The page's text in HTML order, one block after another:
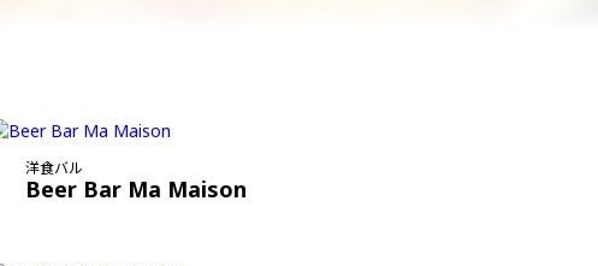
洋食バル
Beer Bar Ma Maison